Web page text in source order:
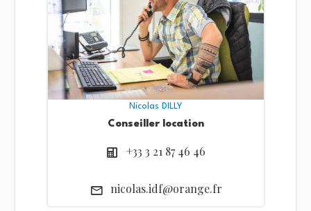
Nicolas DILLY
Conseiller location
+33 3 21 87 46 46
nicolas.idf@orange.fr